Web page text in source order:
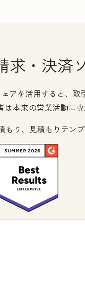
求・決
アを活用すると、
本来の営業活動に
もり、見積もりテン